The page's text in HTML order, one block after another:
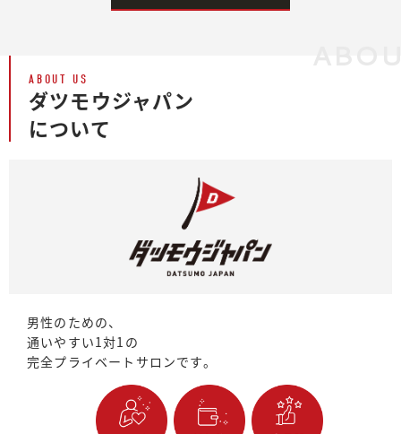
ABOUT US
ダツモウジャパン
について
男性のための、
通いやすい1対1の
完全プライベートサロンです。